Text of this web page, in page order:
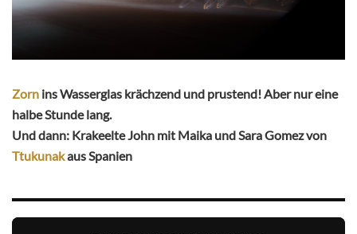
Zorn ins Wasserglas krächzend und prustend! Aber nur eine
halbe Stunde lang.
Und dann: Krakeelte John mit Maika und Sara Gomez von
Ttukunakaus Spanien